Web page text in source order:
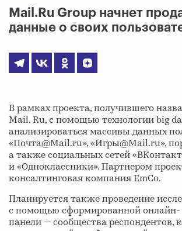
Mail.Ru Group начнет
данные о своих
В рамках проекта, получившего
Mail. Ru, с помощью технологии big
анализироваться массивы данных
«Почта@Mail.ru», «Игры@Mail.ru»,
а также социальных сетей
и «Одноклассники». Партнером
консалтинговая компания EmCo.
Планируется также проведение
с помощью сформированной онлайн-
панели — сообщества респондентов,